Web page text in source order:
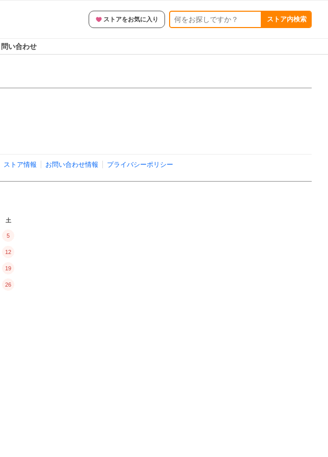
ストアをお気に入り ストア内検索
問い合わせ
ストア情報 お問い合わせ情報 プライバシーポリシー
土
5
12
19
26